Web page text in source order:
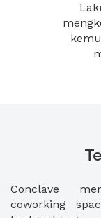
Conclave
coworking
mendukung
lain. Dengan